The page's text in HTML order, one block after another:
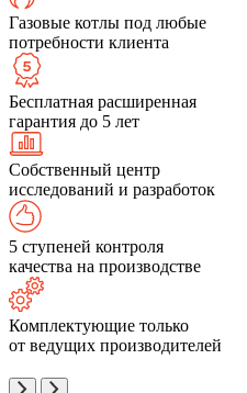
Газовые котлы под любые
потребности клиента
Бесплатная расширенная
гарантия до 5 лет
Собственный центр
исследований и разработок
5 ступеней контроля
качества на производстве
Комплектующие только
от ведущих производителей